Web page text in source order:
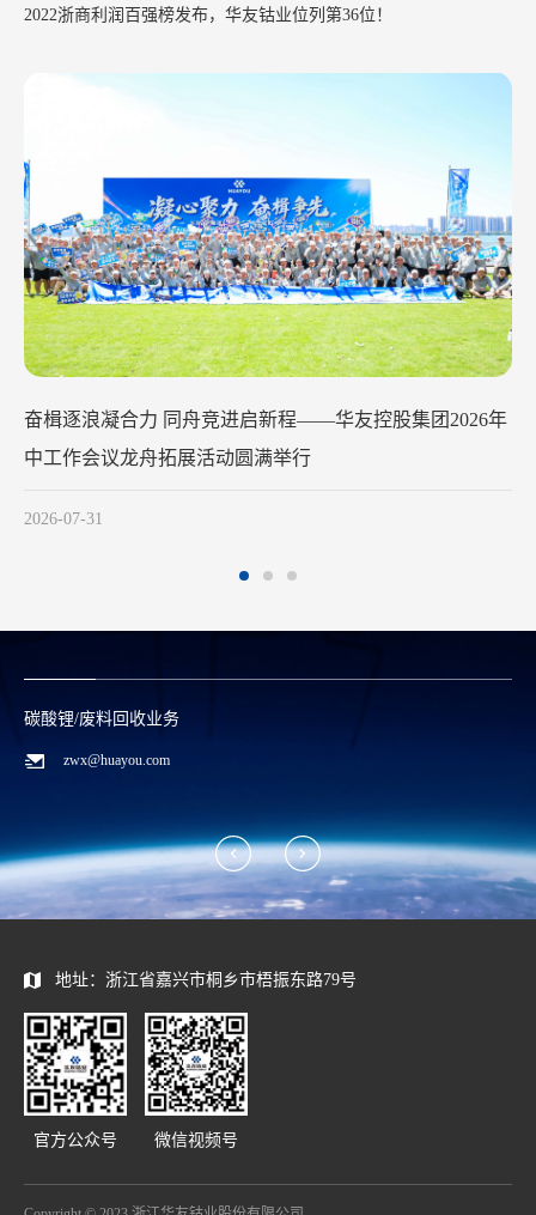
华友钴业2026年中工作会议在苏州召开
2022浙商利润百强榜发布，华友钴业位列第36位！
碳酸锂/废料回收业务
zwx@huayou.com
地址：浙江省嘉兴市桐乡市梧振东路79号
官方公众号 微信视频号